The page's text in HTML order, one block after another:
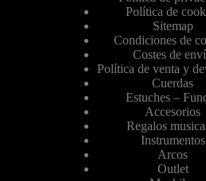
Política de
Sitemap
Condiciones de
Costes de
Política de venta y
Cuerdas
Estuches –
Accesorios
Regalos
Instrumentos
Arcos
Outlet